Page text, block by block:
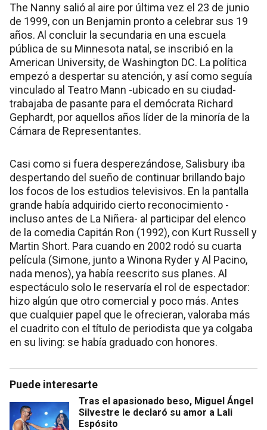
The Nanny salió al aire por última vez el 23 de junio
de 1999, con un Benjamin pronto a celebrar sus 19
años. Al concluir la secundaria en una escuela
pública de su Minnesota natal, se inscribió en la
American University, de Washington DC. La política
empezó a despertar su atención, y así como seguía
vinculado al Teatro Mann -ubicado en su ciudad-
trabajaba de pasante para el demócrata Richard
Gephardt, por aquellos años líder de la minoría de la
Cámara de Representantes.
Casi como si fuera desperezándose, Salisbury iba
despertando del sueño de continuar brillando bajo
los focos de los estudios televisivos. En la pantalla
grande había adquirido cierto reconocimiento -
incluso antes de La Niñera- al participar del elenco
de la comedia Capitán Ron (1992), con Kurt Russell y
Martin Short. Para cuando en 2002 rodó su cuarta
película (Simone, junto a Winona Ryder y Al Pacino,
nada menos), ya había reescrito sus planes. Al
espectáculo solo le reservaría el rol de espectador:
hizo algún que otro comercial y poco más. Antes
que cualquier papel que le ofrecieran, valoraba más
el cuadrito con el título de periodista que ya colgaba
en su living: se había graduado con honores.
Puede interesarte
Tras el apasionado beso, Miguel Ángel
Silvestre le declaró su amor a Lali
Espósito